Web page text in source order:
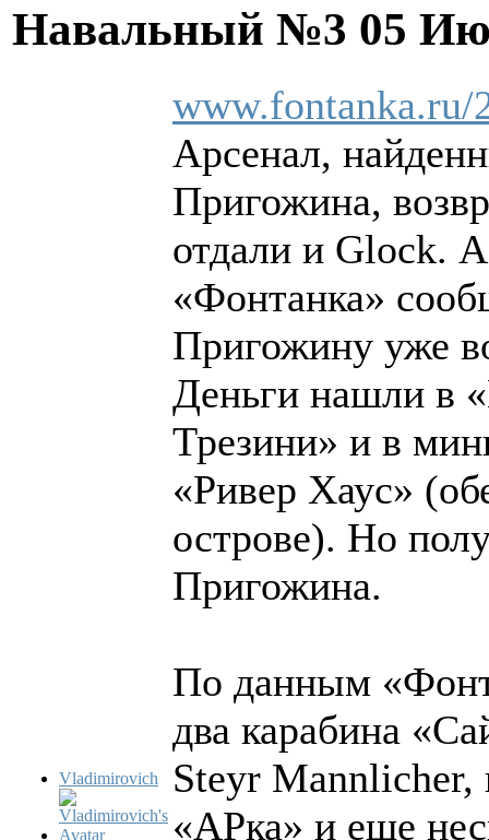
Навальный №3 05
Vladimirovich
www.fontanka.ru/
Арсенал,
Пригожина,
отдали и Glock.
«Фонтанка»
Пригожину уже
Деньги нашли в
Трезини» и в
«Ривер Хаус»
острове). Но
Пригожина.
По данным
два карабина
Steyr Mannlicher,
«АРка» и еще